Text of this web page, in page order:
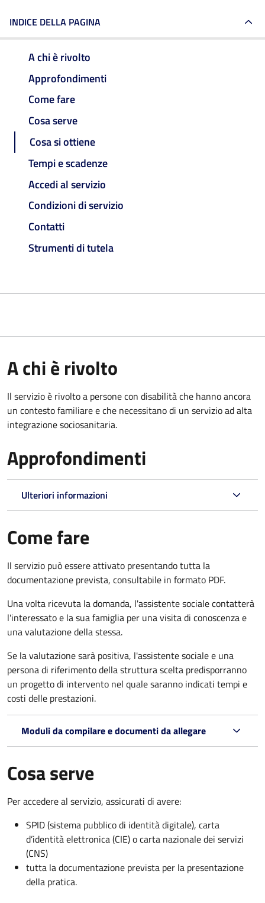
INDICE DELLA PAGINA
A chi è rivolto
Approfondimenti
Come fare
Cosa serve
Cosa si ottiene
Tempi e scadenze
Accedi al servizio
Condizioni di servizio
Contatti
Strumenti di tutela
A chi è rivolto
Il servizio è rivolto a persone con disabilità che hanno ancora
un contesto familiare e che necessitano di un servizio ad alta
integrazione sociosanitaria.
Approfondimenti
Ulteriori informazioni
Come fare
Il servizio può essere attivato presentando tutta la
documentazione prevista, consultabile in formato PDF.
Una volta ricevuta la domanda, l'assistente sociale contatterà
l'interessato e la sua famiglia per una visita di conoscenza e
una valutazione della stessa.
Se la valutazione sarà positiva, l'assistente sociale e una
persona di riferimento della struttura scelta predisporranno
un progetto di intervento nel quale saranno indicati tempi e
costi delle prestazioni.
Moduli da compilare e documenti da allegare
Cosa serve
Per accedere al servizio, assicurati di avere:
SPID (sistema pubblico di identità digitale), carta
d’identità elettronica (CIE) o carta nazionale dei servizi
(CNS)
tutta la documentazione prevista per la presentazione
della pratica.